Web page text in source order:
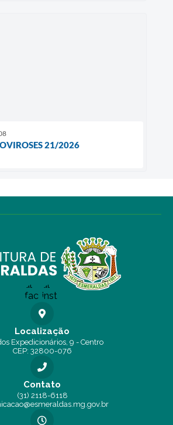
21/2026
Localização
Expedicionários, 9 - Centro
CEP: 32800-076
Contato
(31) 2118-6118